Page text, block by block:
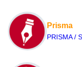
Prisma
PRISMA /